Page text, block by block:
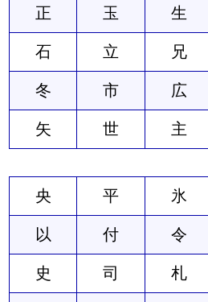
正 玉 生
石 立 兄
冬 市 広
矢 世 主
央 平 氷
以 付 令
史 司 札